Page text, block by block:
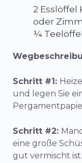
2 Esslöffel
oder
¼
Schritt #1:
und legen Sie
Schritt #2:
eine große
gut vermischt ist.